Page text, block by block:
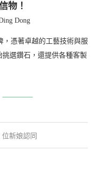
物！
Dong
，憑著卓越的工藝技術與服
選鑽石，還提供各種客製
位新娘認同